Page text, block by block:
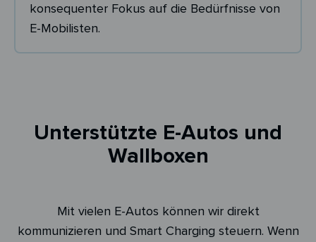
konsequenter Fokus auf die Bedürfnisse von
E-Mobilisten.
Unterstützte E-Autos und
Wallboxen
Mit vielen E-Autos können wir direkt
kommunizieren und Smart Charging steuern. Wenn